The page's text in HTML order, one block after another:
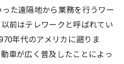
た遠隔地から業務を行うワー
前はテレワークと呼ばれてい
年代のアメリカに遡りま
車が広く普及したことによっ